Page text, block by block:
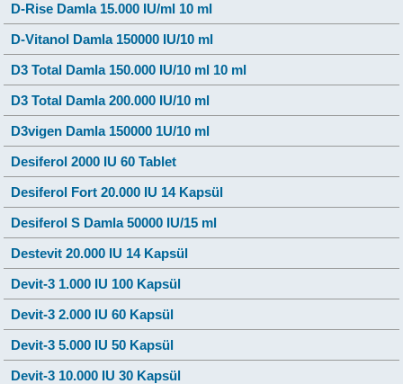
D-Rise Damla 15.000 IU/ml 10 ml
D-Vitanol Damla 150000 IU/10 ml
D3 Total Damla 150.000 IU/10 ml 10 ml
D3 Total Damla 200.000 IU/10 ml
D3vigen Damla 150000 1U/10 ml
Desiferol 2000 IU 60 Tablet
Desiferol Fort 20.000 IU 14 Kapsül
Desiferol S Damla 50000 IU/15 ml
Destevit 20.000 IU 14 Kapsül
Devit-3 1.000 IU 100 Kapsül
Devit-3 2.000 IU 60 Kapsül
Devit-3 5.000 IU 50 Kapsül
Devit-3 10.000 IU 30 Kapsül